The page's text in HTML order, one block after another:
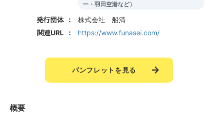
ー・羽田空港など）
発行団体
株式会社 船清
関連URL
https://www.funasei.com/
パンフレットを見る
概要